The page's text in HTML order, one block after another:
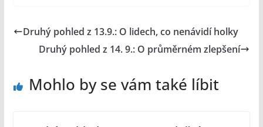
Druhý pohled z 13.9.: O lidech, co nenávidí holky
Druhý pohled z 14. 9.: O průměrném zlepšení
Mohlo by se vám také líbit